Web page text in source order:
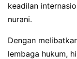
keadilan
nurani.
Dengan
lembaga hukum,